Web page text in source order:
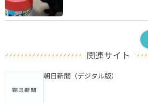
関連サイト
朝日新聞（デジタル版）